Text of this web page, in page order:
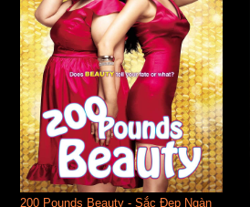
200 Pounds Beauty - Sắc Đẹp Ngàn